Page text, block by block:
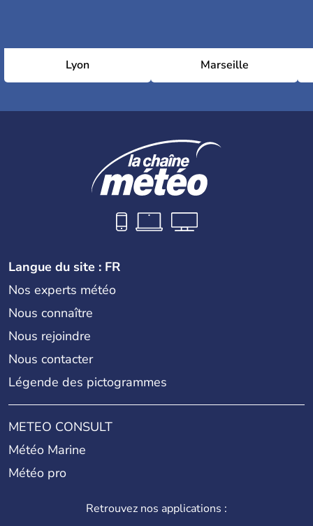
Lyon Marseille
Langue du site : FR
Nos experts météo
Nous connaître
Nous rejoindre
Nous contacter
Légende des pictogrammes
METEO CONSULT
Météo Marine
Météo pro
Retrouvez nos applications :